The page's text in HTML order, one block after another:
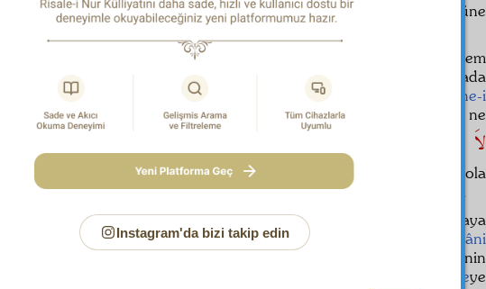
ki, omuamelesizındıkave imansızlıknamına imana ilişmek hükmüne
Dünya mademfâni
dir. Hem madem ömür kısadır. Hem
lüzumlu vazifeler çoktur. Hem madem
burada
Hem madem dünya sahipsiz değil. Hem madem şu
misafirhane-i
gayet Hakîm Kerîmbirmüdebbir
i var. Hem madem ne iyilik ve ne
لاَ يُكَلِّفُ اللهُ نَفْسًا اِلاَّ وُسْعَهَا
yoktur. Hem madem zararsız yol, zararlı yola
tır. Hem mademdünyevîdostlar ve rütbeler kabir kapısına kadardır.
bahtiyarodur ki, dünya içinâhireti unutmasın,
ini dünyaya
hayat-ı ebediyesinihayat-ı dünyeviye
mâlâyâni
edip misafirhane sahibinin
saadet-i ebediyeye
Instagram'da bizi takip edin